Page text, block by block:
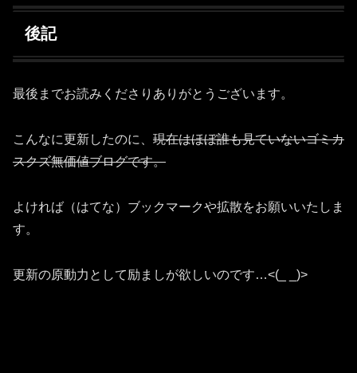
後記
最後までお読みくださりありがとうございます。
こんなに更新したのに、 現在はほぼ誰も見ていないゴミカ
スクズ無価値ブログです。
よければ（はてな）ブックマークや拡散をお願いいたしま
す。
更新の原動力として励ましが欲しいのです…<(_ _)>